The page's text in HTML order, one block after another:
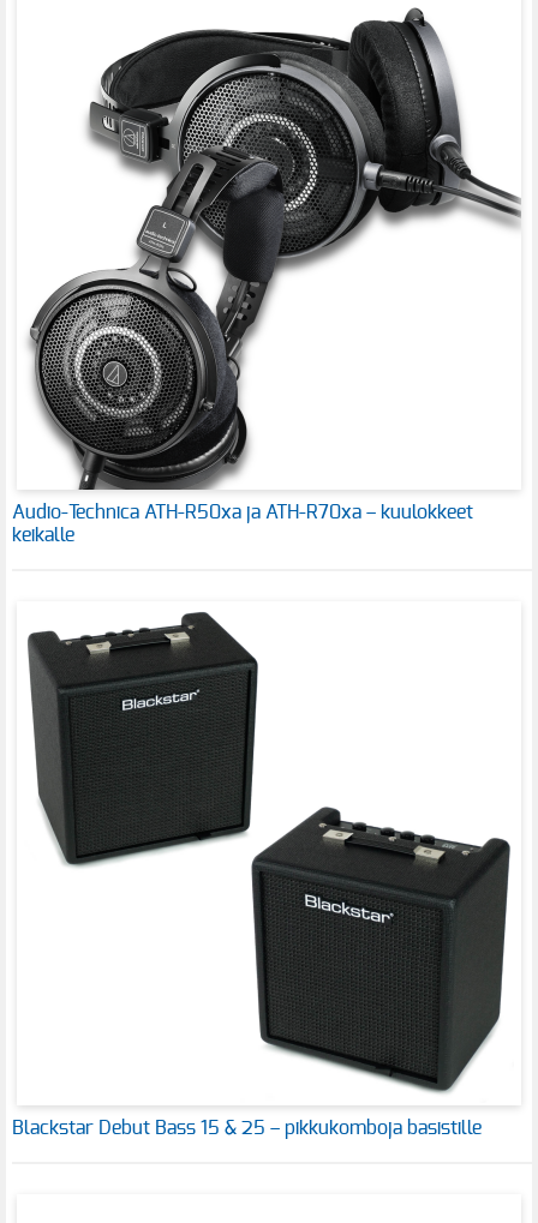
Audio-Technica ATH-R50xa ja ATH-R70xa – kuulokkeet
keikalle
Blackstar Debut Bass 15 & 25 – pikkukomboja basistille